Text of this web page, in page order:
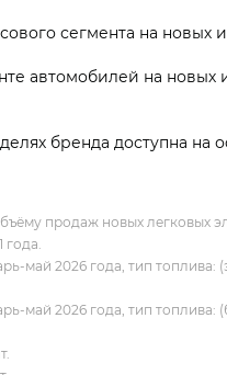
сегмента на новых
автомобилей на
бренда доступна на
продаж новых
май 2026 года, тип
май 2026 года, тип